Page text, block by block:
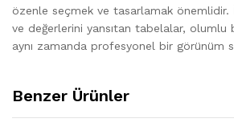
özenle seçmek ve tasarlamak önemlidir.
ve değerlerini yansıtan tabelalar, olumlu
aynı zamanda profesyonel bir görünüm
Benzer Ürünler